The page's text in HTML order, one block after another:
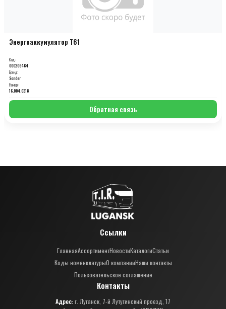
Энергоаккумулятор T61
Код:
000206464
Бренд:
Sonder
Номер:
16.004.0318
Обратная связь
Ссылки
ГлавнаяАссортиментНовостиКаталогиСтатьи
Коды номенклатурыО компанииНаши контакты
Пользовательское соглашение
Контакты
Адрес:г. Луганск, 7-й Лутугинский проезд, 17